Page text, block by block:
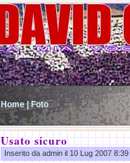
Home | Foto
Usato sicuro
Inserito da admin il 10 Lug 2007